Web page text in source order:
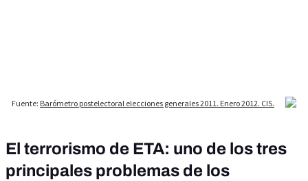
El terrorismo de ETA: uno de los tres
principales problemas de los